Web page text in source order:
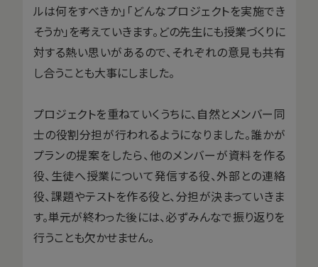
ルは何をすべきか」「どんなプロジェクトを実施でき
そうか」を考えていきます。どの先生にも授業づくりに
対する熱い思いがあるので、それぞれの意見も共有
し合うことも大事にしました。
プロジェクトを重ねていくうちに、自然とメンバー同
士の役割分担が行われるようになりました。誰かが
プランの提案をしたら、他のメンバーが資料を作る
役、生徒へ授業について発信する役、外部との連絡
役、課題やテストを作る役と、分担が決まっていきま
す。単元が終わった後には、必ずみんなで振り返りを
行うことも欠かせません。